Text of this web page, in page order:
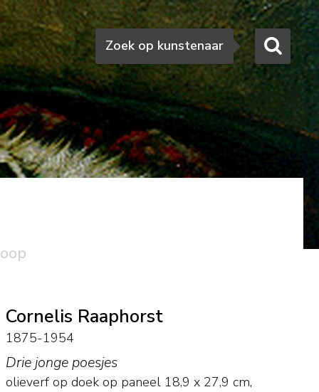
Zoeken
Zoek op kunstenaar
Cornelis Raaphorst
1875-1954
Drie jonge poesjes
olieverf op doek op paneel 18,9 x 27,9 cm,